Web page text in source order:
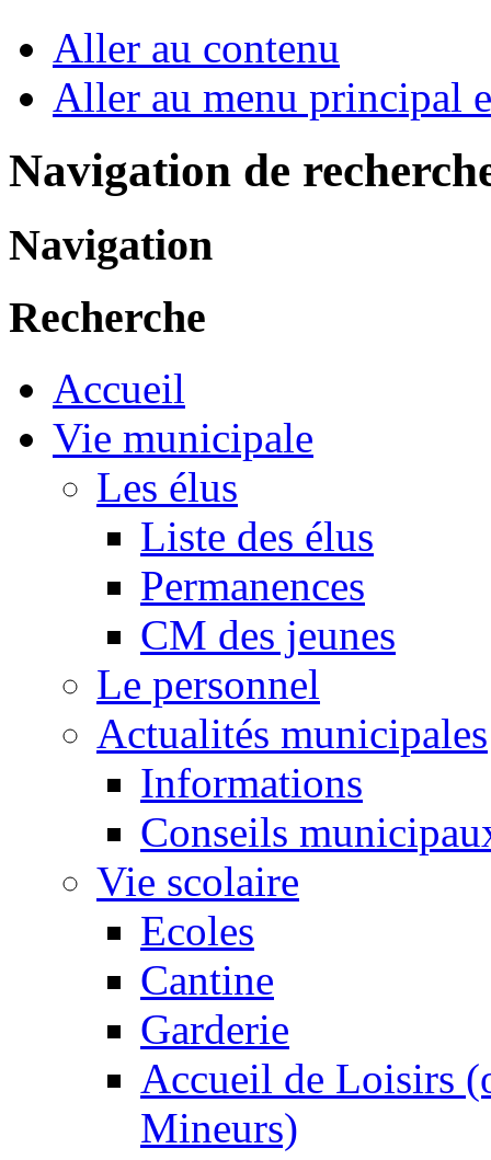
Aller au contenu
Aller au menu principal
Navigation de
Navigation
Recherche
Accueil
Vie municipale
Les élus
Liste des élus
Permanences
CM des jeunes
Le personnel
Actualités municipales
Informations
Conseils
Vie scolaire
Ecoles
Cantine
Garderie
Accueil de Loisirs
Mineurs)